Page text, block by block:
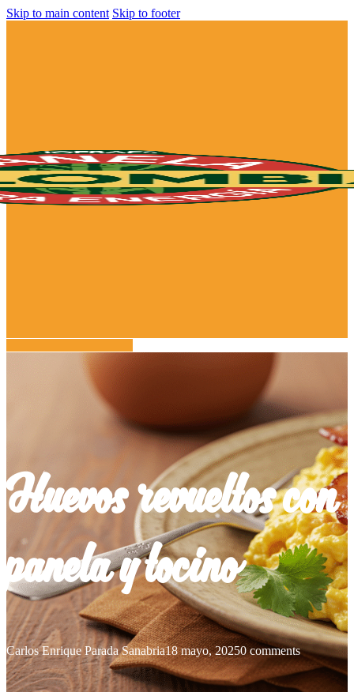
Skip to main content Skip to footer
Huevos revueltos con
panela y tocino
Carlos Enrique Parada Sanabria18 mayo, 20250 comments